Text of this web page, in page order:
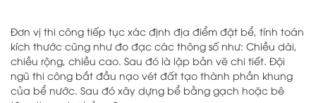
Đơn vị thi công tiếp tục xác định địa điểm đặt bể, tính toán
kích thước cũng như đo đạc các thông số như: Chiều dài,
chiều rộng, chiều cao. Sau đó là lập bản vẽ chi tiết. Đội
ngũ thi công bắt đầu nạo vét đất tạo thành phần khung
của bể nước. Sau đó xây dựng bể bằng gạch hoặc bê